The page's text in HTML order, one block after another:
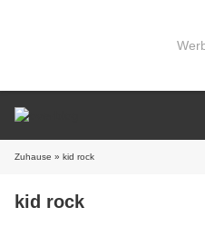
Zuhause » kid rock
kid rock